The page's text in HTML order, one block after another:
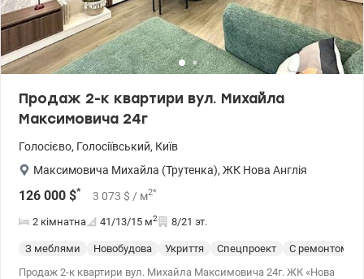
Продаж 2-к квартири вул. Михайла
Максимовича 24г
Голосієво, Голосіївський, Київ
Максимовича Михайла (Трутенка), ЖК Нова Англія
126 000 $* 3 073 $ / м2*
2 кімнатна 41/13/15 м2 8/21 эт.
З меблями Новобудова Укриття Спецпроект
С ремонтом
Продаж 2-к квартири вул. Михайла Максимовича 24г. ЖК «Нова